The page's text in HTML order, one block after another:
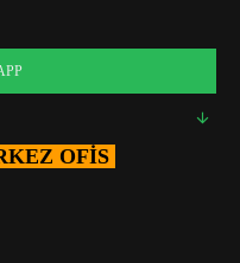
OFIS